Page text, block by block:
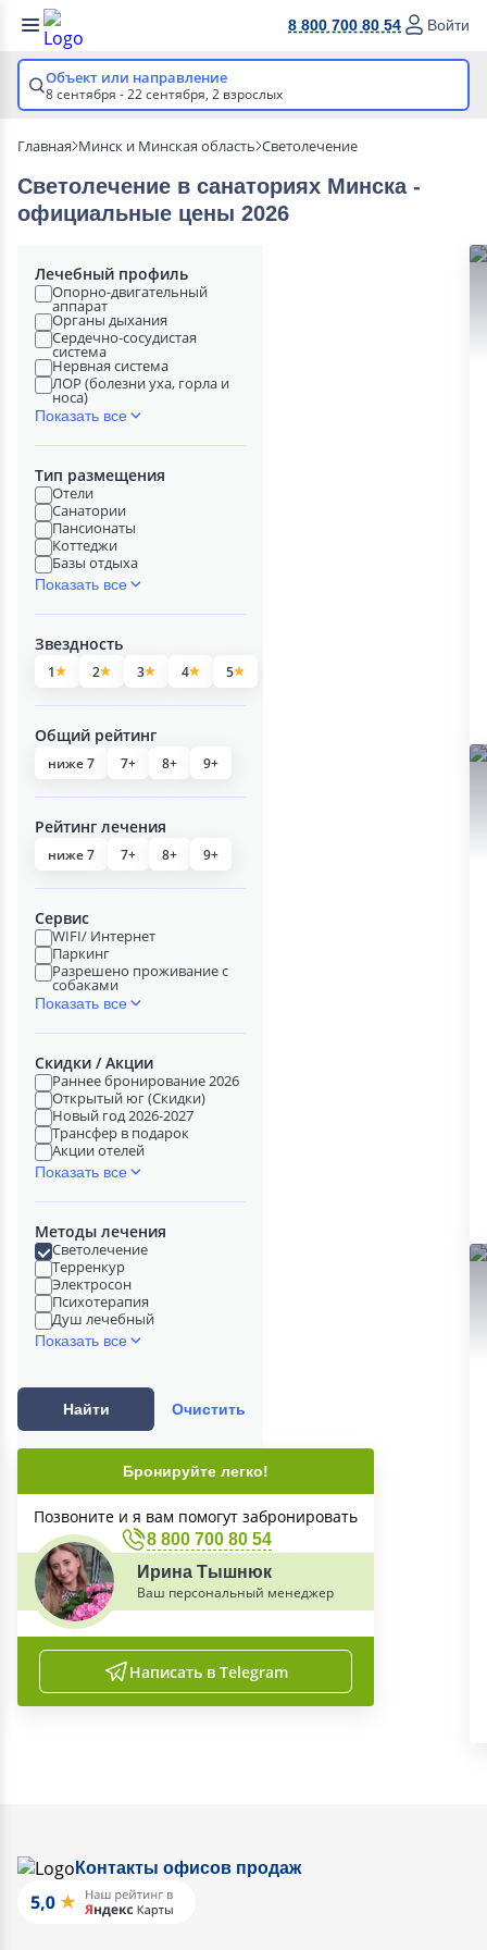
8 800 700 80 54 Войти
Объект или направление
8 сентября - 22 сентября, 2 взрослых
Главная Минск и Минская область Светолечение
Светолечение в cанаториях Минска -
официальные цены 2026
Лечебный профиль
Опорно-двигательный
аппарат
Органы дыхания
Сердечно-сосудистая
система
Нервная система
ЛОР (болезни уха, горла и
носа)
Показать все
Тип размещения
Отели
Санатории
Пансионаты
Коттеджи
Базы отдыха
Показать все
Звездность
1 2 3 4 5
Общий рейтинг
ниже 7 7+ 8+ 9+
Рейтинг лечения
ниже 7 7+ 8+ 9+
Сервис
WIFI/ Интернет
Паркинг
Разрешено проживание с
собаками
Показать все
Скидки / Акции
Раннее бронирование 2026
Открытый юг (Скидки)
Новый год 2026-2027
Трансфер в подарок
Акции отелей
Показать все
Методы лечения
Светолечение
Терренкур
Электросон
Психотерапия
Душ лечебный
Показать все
Найти Очистить
Бронируйте легко!
Позвоните и я вам помогут забронировать
8 800 700 80 54
Ирина Тышнюк
Ваш персональный менеджер
Написать в Telegram
Контакты офисов продаж